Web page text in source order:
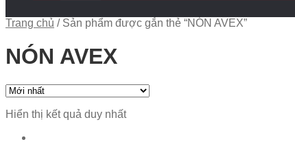
Trang chủ / Sản phẩm được gắn thẻ “NÓN AVEX”
NÓN AVEX
Hiển thị kết quả duy nhất